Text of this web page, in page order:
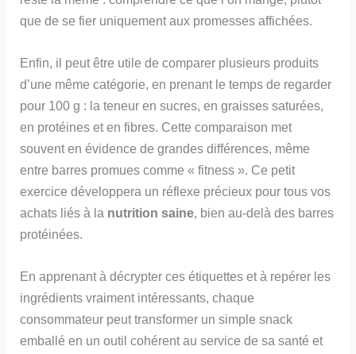
que de se fier uniquement aux promesses affichées.
Enfin, il peut être utile de comparer plusieurs produits
d’une même catégorie, en prenant le temps de regarder
pour 100 g : la teneur en sucres, en graisses saturées,
en protéines et en fibres. Cette comparaison met
souvent en évidence de grandes différences, même
entre barres promues comme « fitness ». Ce petit
exercice développera un réflexe précieux pour tous vos
achats liés à la nutrition saine, bien au-delà des barres
protéinées.
En apprenant à décrypter ces étiquettes et à repérer les
ingrédients vraiment intéressants, chaque
consommateur peut transformer un simple snack
emballé en un outil cohérent au service de sa santé et